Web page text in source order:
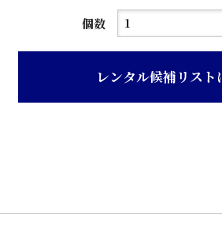
個数
黒
張
レンタル候補リスト